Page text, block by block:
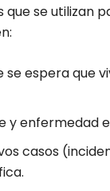
se utilizan
se espera que
y enfermedad
casos